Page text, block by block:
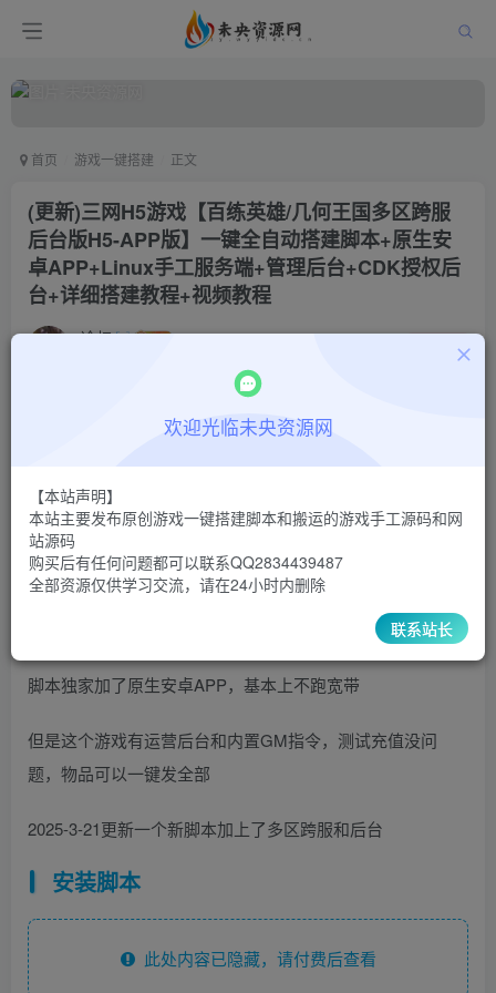
首页 游戏一键搭建 正文
(更新)三网H5游戏【百练英雄/几何王国多区跨服
后台版H5-APP版】一键全自动搭建脚本+原生安
卓APP+Linux手工服务端+管理后台+CDK授权后
台+详细搭建教程+视频教程
冷权 关注
9.9 限时特惠
超级会员 ￥5 至尊会员
登录购买
脚本独家加了原生安卓APP，基本上不跑宽带
但是这个游戏有运营后台和内置GM指令，测试充值没问
题，物品可以一键发全部
2025-3-21更新一个新脚本加上了多区跨服和后台
安装脚本
此处内容已隐藏，请付费后查看
欢迎光临未央资源网
【本站声明】
本站主要发布原创游戏一键搭建脚本和搬运的游戏手工源码和网
站源码
购买后有任何问题都可以联系QQ2834439487
全部资源仅供学习交流，请在24小时内删除
联系站长